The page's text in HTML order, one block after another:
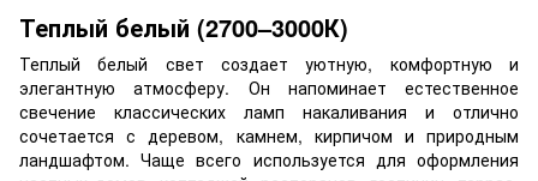
Теплый белый (2700–3000К)
Теплый белый свет создает уютную, комфортную и
элегантную атмосферу. Он напоминает естественное
свечение классических ламп накаливания и отлично
сочетается с деревом, камнем, кирпичом и природным
ландшафтом. Чаще всего используется для оформления